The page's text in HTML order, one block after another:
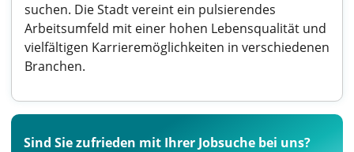
suchen. Die Stadt vereint ein pulsierendes
Arbeitsumfeld mit einer hohen Lebensqualität und
vielfältigen Karrieremöglichkeiten in verschiedenen
Branchen.
Sind Sie zufrieden mit Ihrer Jobsuche bei uns?